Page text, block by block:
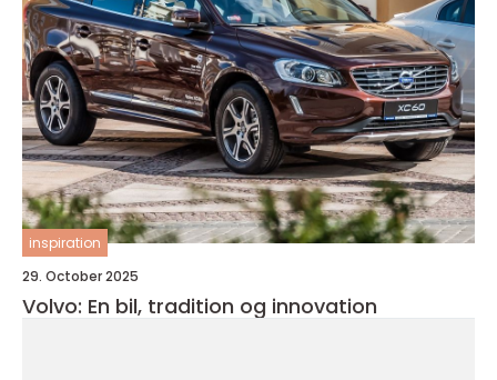
inspiration
29. October 2025
Volvo: En bil, tradition og innovation